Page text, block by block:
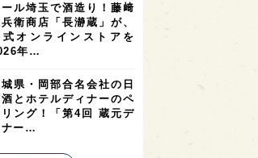
ル 1 カナダ 1
徳島県
1 新宿区
鳥取県 1
ル埼玉で酒造り！藤﨑
衛商店「長瀞蔵」が、
式オンラインストアを
年…
県・岡部合名会社の日
とホテルディナーのペ
リング！「第4回 蔵元デ
ナー…